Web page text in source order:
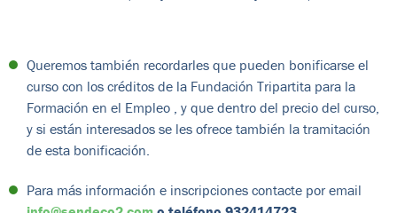
Queremos también recordarles que pueden bonificarse el
curso con los créditos de la Fundación Tripartita para la
Formación en el Empleo , y que dentro del precio del curso,
y si están interesados se les ofrece también la tramitación
de esta bonificación.
Para más información e inscripciones contacte por email